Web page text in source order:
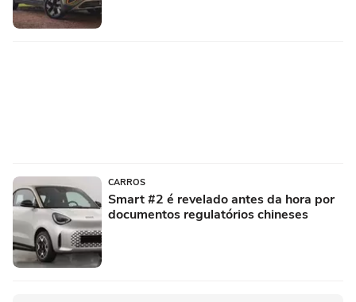
CARROS
Smart #2 é revelado antes da hora por
documentos regulatórios chineses